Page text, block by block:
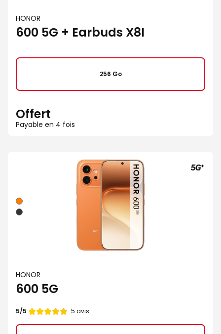
HONOR
600 5G + Earbuds X8I
256 Go
Offert
Payable en 4 fois
Orange
Noir
HONOR
600 5G
Note
5/5 5 avis